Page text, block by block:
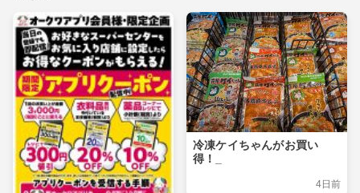
冷凍ケイちゃんがお買い
得！_
4日前